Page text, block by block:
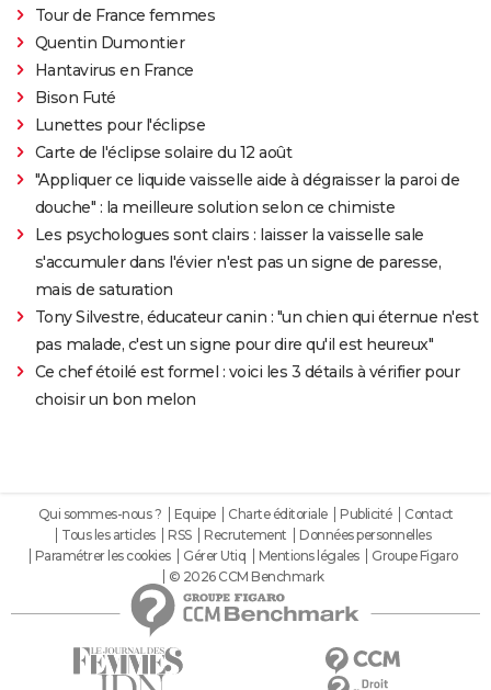
Tour de France femmes
Quentin Dumontier
Hantavirus en France
Bison Futé
Lunettes pour l'éclipse
Carte de l'éclipse solaire du 12 août
"Appliquer ce liquide vaisselle aide à dégraisser la paroi de
douche" : la meilleure solution selon ce chimiste
Les psychologues sont clairs : laisser la vaisselle sale
s'accumuler dans l'évier n'est pas un signe de paresse,
mais de saturation
Tony Silvestre, éducateur canin : "un chien qui éternue n'est
pas malade, c'est un signe pour dire qu'il est heureux"
Ce chef étoilé est formel : voici les 3 détails à vérifier pour
choisir un bon melon
Qui sommes-nous ? Equipe Charte éditoriale Publicité
Contact
Tous les articles
RSS Recrutement
Données personnelles
Paramétrer les cookies
Gérer Utiq Mentions légales
Groupe Figaro
© 2026 CCM Benchmark